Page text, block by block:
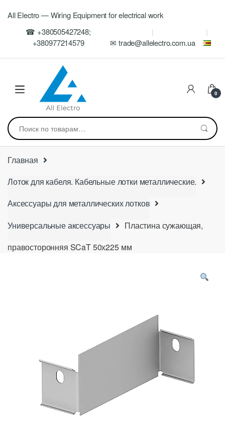
navigation
All Electro — Wiring Equipment for electrical work
☎ +380505427248;
+380977214579
✉ trade@allelectro.com.ua
0
Искать:
Главная
Лоток для кабеля. Кабельные лотки металлические.
Аксессуары для металлических лотков
Универсальные аксессуары
Пластина сужающая,
правосторонняя SCaT 50х225 мм